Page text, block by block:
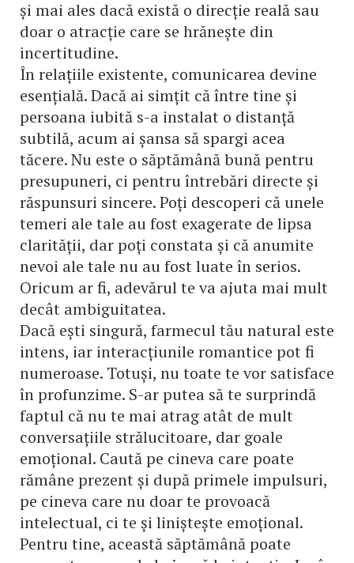
și mai ales dacă există o direcție reală sau
doar o atracție care se hrănește din
incertitudine.
În relațiile existente, comunicarea devine
esențială. Dacă ai simțit că între tine și
persoana iubită s-a instalat o distanță
subtilă, acum ai șansa să spargi acea
tăcere. Nu este o săptămână bună pentru
presupuneri, ci pentru întrebări directe și
răspunsuri sincere. Poți descoperi că unele
temeri ale tale au fost exagerate de lipsa
clarității, dar poți constata și că anumite
nevoi ale tale nu au fost luate în serios.
Oricum ar fi, adevărul te va ajuta mai mult
decât ambiguitatea.
Dacă ești singură, farmecul tău natural este
intens, iar interacțiunile romantice pot fi
numeroase. Totuși, nu toate te vor satisface
în profunzime. S-ar putea să te surprindă
faptul că nu te mai atrag atât de mult
conversațiile strălucitoare, dar goale
emoțional. Caută pe cineva care poate
rămâne prezent și după primele impulsuri,
pe cineva care nu doar te provoacă
intelectual, ci te și liniștește emoțional.
Pentru tine, această săptămână poate